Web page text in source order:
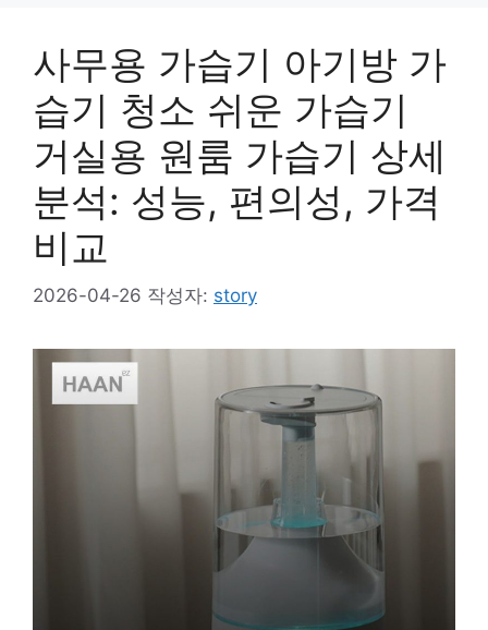
사무용 가습기 아기방 가
습기 청소 쉬운 가습기
거실용 원룸 가습기 상세
분석: 성능, 편의성, 가격
비교
2026-04-26 작성자: story